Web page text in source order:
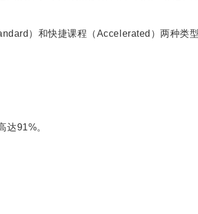
）和快捷课程（Accelerated）两种类
达91%。